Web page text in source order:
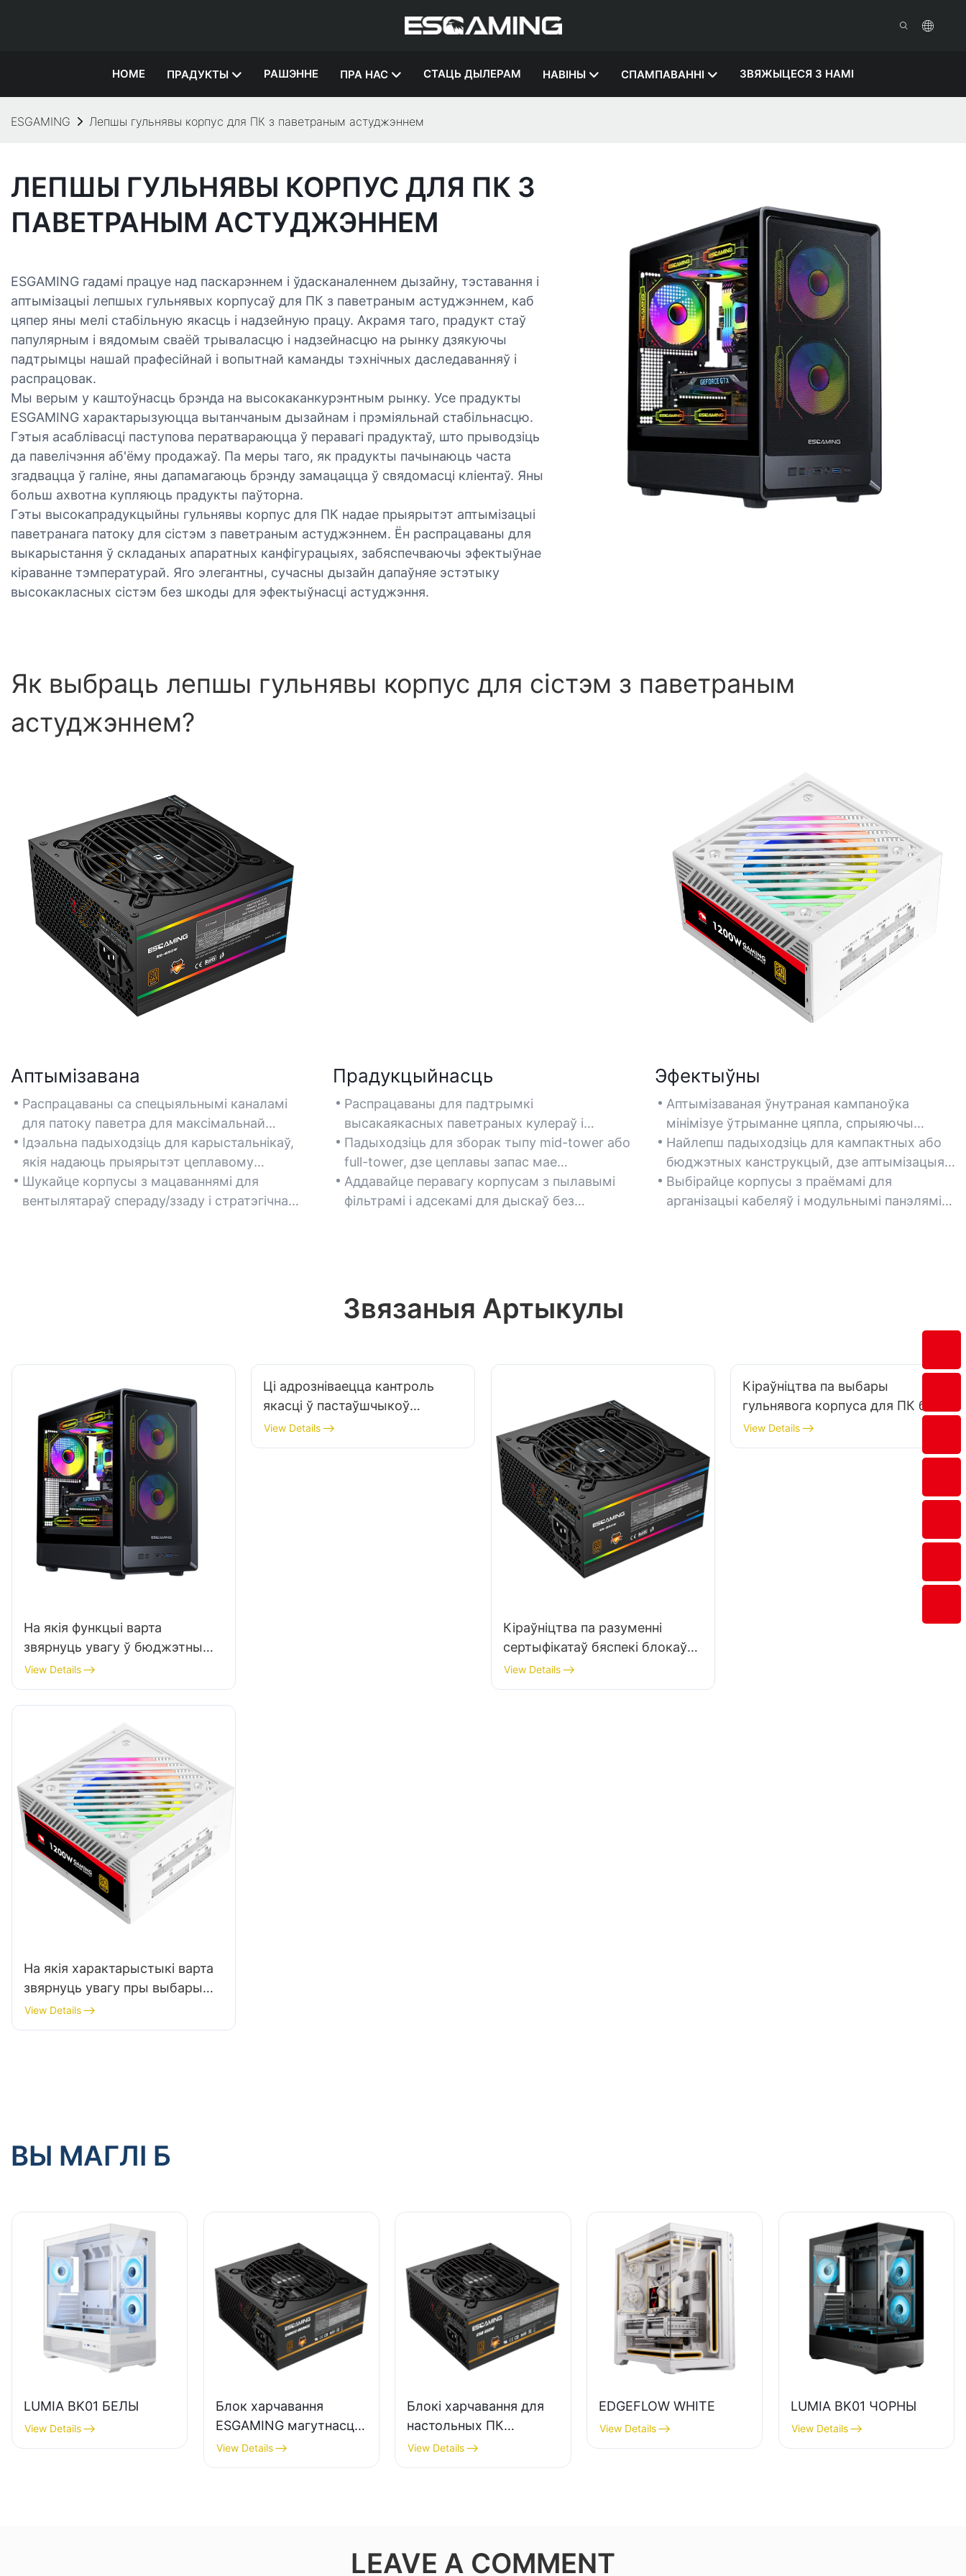
HOME ПРАДУКТЫ РАШЭННЕ ПРА НАС СТАЦЬ ДЫЛЕРАМ НАВІНЫ СПАМПАВАННІ ЗВЯЖЫЦЕСЯ З НАМІ
ESGAMING Лепшы гульнявы ​​корпус для ПК з паветраным астуджэннем
ЛЕПШЫ ГУЛЬНЯВЫ ​​КОРПУС ДЛЯ ПК З
ПАВЕТРАНЫМ АСТУДЖЭННЕМ
ESGAMING гадамі працуе над паскарэннем і ўдасканаленнем дызайну, тэставання і
аптымізацыі лепшых гульнявых корпусаў для ПК з паветраным астуджэннем, каб
цяпер яны мелі стабільную якасць і надзейную працу. Акрамя таго, прадукт стаў
папулярным і вядомым сваёй трываласцю і надзейнасцю на рынку дзякуючы
падтрымцы нашай прафесійнай і вопытнай каманды тэхнічных даследаванняў і
распрацовак.
Мы верым у каштоўнасць брэнда на высокаканкурэнтным рынку. Усе прадукты
ESGAMING характарызуюцца вытанчаным дызайнам і прэміяльнай стабільнасцю.
Гэтыя асаблівасці паступова ператвараюцца ў перавагі прадуктаў, што прыводзіць
да павелічэння аб'ёму продажаў. Па меры таго, як прадукты пачынаюць часта
згадвацца ў галіне, яны дапамагаюць брэнду замацацца ў свядомасці кліентаў. Яны
больш ахвотна купляюць прадукты паўторна.
Гэты высокапрадукцыйны гульнявы ​​корпус для ПК надае прыярытэт аптымізацыі
паветранага патоку для сістэм з паветраным астуджэннем. Ён распрацаваны для
выкарыстання ў складаных апаратных канфігурацыях, забяспечваючы эфектыўнае
кіраванне тэмпературай. Яго элегантны, сучасны дызайн дапаўняе эстэтыку
высокакласных сістэм без шкоды для эфектыўнасці астуджэння.
Як выбраць лепшы гульнявы ​​корпус для сістэм з паветраным
астуджэннем?
Аптымізавана
Распрацаваны са спецыяльнымі каналамі
для патоку паветра для максімальнай
эфектыўнасці астуджэння працэсараў і
відэакарт з паветраным астуджэннем,
забяспечваючы стабільную прадукцыйнасць
падчас інтэнсіўных гульнявых сесій.
Ідэальна падыходзіць для карыстальнікаў,
якія надаюць прыярытэт цеплавому
кіраванню ў высокапрадукцыйных зборках,
асабліва з разагнанымі кампанентамі.
Шукайце корпусы з мацаваннямі для
вентылятараў спераду/ззаду і стратэгічна
Прадукцыйнасць
Распрацаваны для падтрымкі
высакаякасных паветраных кулераў і
некалькіх вентылятараў, падтрымліваючы
аптымальную тэмпературу для працяглых
гульняў і шматзадачнасці.
Падыходзіць для зборак тыпу mid-tower або
full-tower, дзе цеплавы запас мае
вырашальнае значэнне для патрабавальных
прыкладанняў.
Аддавайце перавагу корпусам з пылавымі
фільтрамі і адсекамі для дыскаў без
Эфектыўны
Аптымізаваная ўнутраная кампаноўка
мінімізуе ўтрыманне цяпла, спрыяючы
эфектыўнаму рассейванню цяпла для
кампанентаў з паветраным астуджэннем.
Найлепш падыходзіць для кампактных або
бюджэтных канструкцый, дзе аптымізацыя
прасторы і эфектыўнасць астуджэння
збалансаваны.
Выбірайце корпусы з праёмамі для
арганізацыі кабеляў і модульнымі панэлямі,
Звязаныя Артыкулы
На якія функцыі варта
звярнуць увагу ў бюджэтным
гульнявым корпусе для ПК?
View Details
Ці адрозніваецца кантроль
якасці ў пастаўшчыкоў
гульнявых аксесуараў?
View Details
Кіраўніцтва па разуменні
сертыфікатаў бяспекі блокаў
харчавання для ПК
View Details
Кіраўніцтва па выбары
гульнявога корпуса для ПК без
RGB-падсветкі
View Details
На якія характарыстыкі варта
звярнуць увагу пры выбары
высокапрадукцыйнага блока
харчавання для ПК?
View Details
ВЫ МАГЛІ Б
LUMIA BK01 БЕЛЫ
View Details
Блок харчавання
ESGAMING магутнасцю
650 Вт высокай якасці
з эфектыўнасцю 85%,
View Details
Блокі харчавання для
настольных ПК
ESGAMING магутнасцю
550 Вт высокай якасці
View Details
EDGEFLOW WHITE
View Details
LUMIA BK01 ЧОРНЫ
View Details
LEAVE A COMMENT